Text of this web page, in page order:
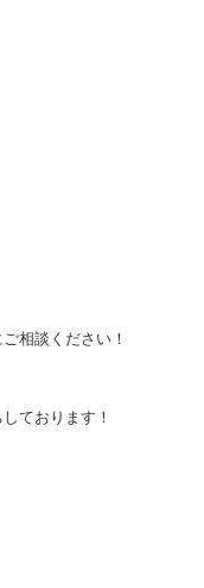
相談ください！
ております！